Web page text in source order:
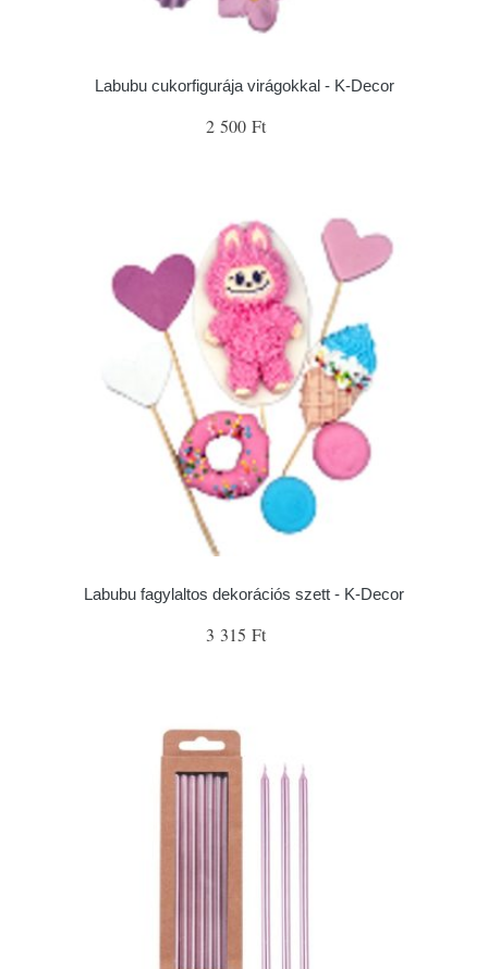
Labubu cukorfigurája virágokkal - K-Decor
2 500 Ft
Labubu fagylaltos dekorációs szett - K-Decor
3 315 Ft